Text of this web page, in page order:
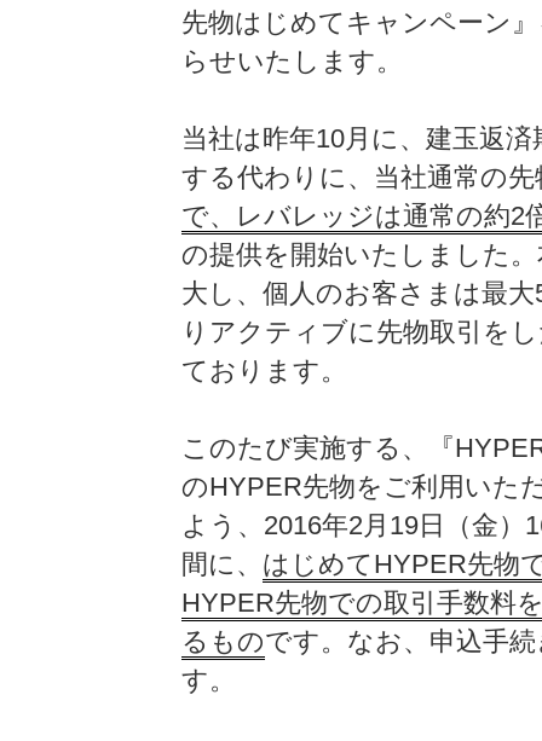
先物はじめてキャンペーン
らせいたします。
当社は昨年10月に、建玉返
する代わりに、当社通常の
で、レバレッジは通常の約2
の提供を開始いたしました
大し、個人のお客さまは最
りアクティブに先物取引を
ております。
このたび実施する、『
のHYPER先物をご利用いた
よう、2016年2月19日（金）
間に、 はじめてHYPER先物
HYPER先物での取引手数料
るものです。なお、申込手
す。